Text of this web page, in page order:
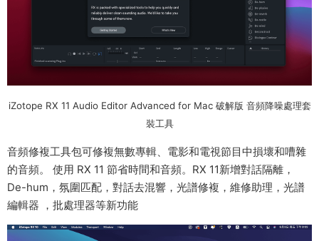
iZotope RX 11 Audio Editor Advanced for Mac 破解版 音頻降噪處理套
裝工具
音頻修複工具包可修複無數專輯、電影和電視節目中損壞和嘈雜
的音頻。 使用 RX 11 節省時間和音頻。RX 11新增對話隔離，
De-hum，氛圍匹配，對話去混響，光譜修複，維修助理，光譜
編輯器 ，批處理器等新功能